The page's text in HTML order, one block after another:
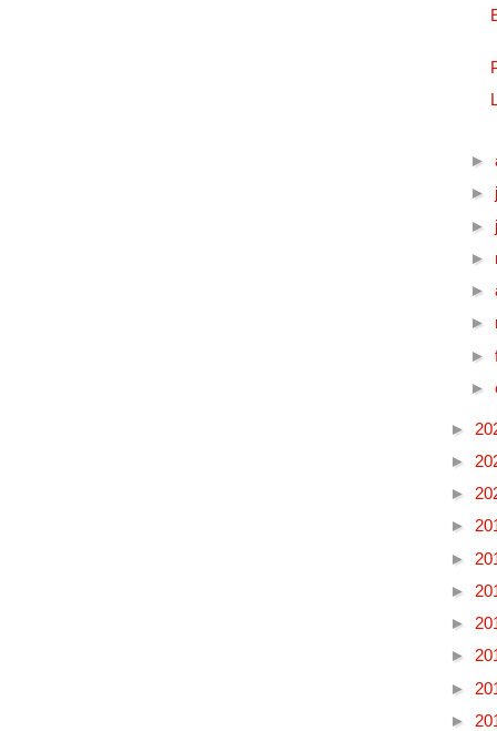
►
►
►
►
►
►
►
►
►
►
►
►
►
►
►
►
►
►